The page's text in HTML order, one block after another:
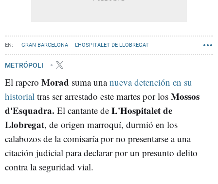
GRAN BARCELONA L'HOSPITALET DE LLOBREGAT
METRÓPOLI
El rapero Morad suma unanueva detención en su
historial tras ser arrestado este martes por los Mossos
d'Esquadra. El cantante de L'Hospitalet de
Llobregat, de origen marroquí, durmió en los
calabozos de la comisaría por no presentarse a una
citación judicial para declarar por un presunto delito
contra la seguridad vial.